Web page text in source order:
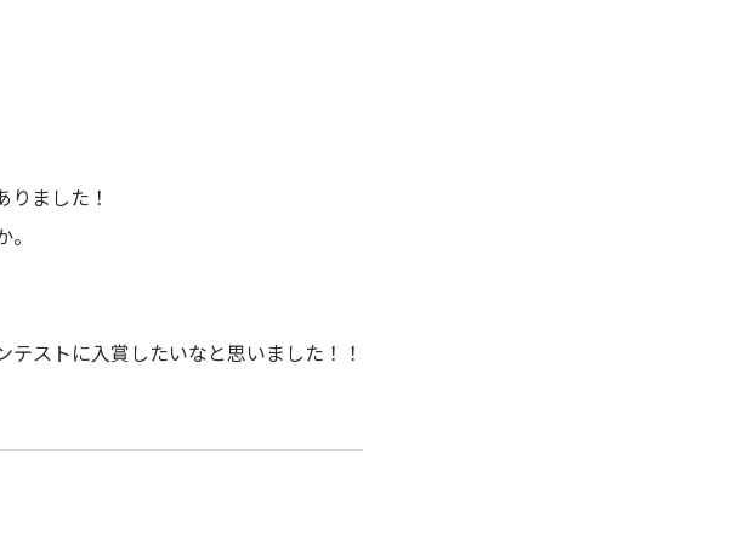
ました！
ストに入賞したいなと思いました！！